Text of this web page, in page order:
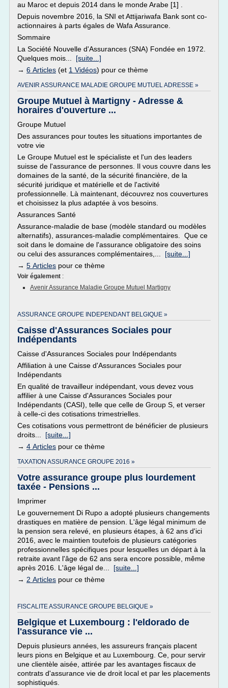
au Maroc et depuis 2014 dans le monde Arabe [1] .
Depuis novembre 2016, la SNI et Attijariwafa Bank sont co-
actionnaires à parts égales de Wafa Assurance.
Sommaire
La Société Nouvelle d'Assurances (SNA) Fondée en 1972.
Quelques mois... [suite...]
→ 6 Articles (et 1 Vidéos) pour ce thème
AVENIR ASSURANCE MALADIE GROUPE MUTUEL ADRESSE »
Groupe Mutuel à Martigny - Adresse &
horaires d'ouverture ...
Groupe Mutuel
Des assurances pour toutes les situations importantes de
votre vie
Le Groupe Mutuel est le spécialiste et l'un des leaders
suisse de l'assurance de personnes. Il vous couvre dans les
domaines de la santé, de la sécurité financière, de la
sécurité juridique et matérielle et de l'activité
professionnelle. Là maintenant, découvrez nos couvertures
et choisissez la plus adaptée à vos besoins.
Assurances Santé
Assurance-maladie de base (modèle standard ou modèles
alternatifs), assurances-maladie complémentaires. Que ce
soit dans le domaine de l'assurance obligatoire des soins
ou celui des assurances complémentaires,... [suite...]
→ 5 Articles pour ce thème
Voir également :
Avenir Assurance Maladie Groupe Mutuel Martigny
ASSURANCE GROUPE INDEPENDANT BELGIQUE »
Caisse d'Assurances Sociales pour
Indépendants
Caisse d'Assurances Sociales pour Indépendants
Affiliation à une Caisse d'Assurances Sociales pour
Indépendants
En qualité de travailleur indépendant, vous devez vous
affilier à une Caisse d'Assurances Sociales pour
Indépendants (CASI), telle que celle de Group S, et verser
à celle-ci des cotisations trimestrielles.
Ces cotisations vous permettront de bénéficier de plusieurs
droits... [suite...]
→ 4 Articles pour ce thème
TAXATION ASSURANCE GROUPE 2016 »
Votre assurance groupe plus lourdement
taxée - Pensions ...
Imprimer
Le gouvernement Di Rupo a adopté plusieurs changements
drastiques en matière de pension. L'âge légal minimum de
la pension sera relevé, en plusieurs étapes, à 62 ans d'ici
2016, avec le maintien toutefois de plusieurs catégories
professionnelles spécifiques pour lesquelles un départ à la
retraite avant l'âge de 62 ans sera encore possible, même
après 2016. L'âge légal de... [suite...]
→ 2 Articles pour ce thème
FISCALITE ASSURANCE GROUPE BELGIQUE »
Belgique et Luxembourg : l'eldorado de
l'assurance vie ...
Depuis plusieurs années, les assureurs français placent
leurs pions en Belgique et au Luxembourg. Ce, pour servir
une clientèle aisée, attirée par les avantages fiscaux de
contrats d'assurance vie de droit local et par les placements
sophistiqués.